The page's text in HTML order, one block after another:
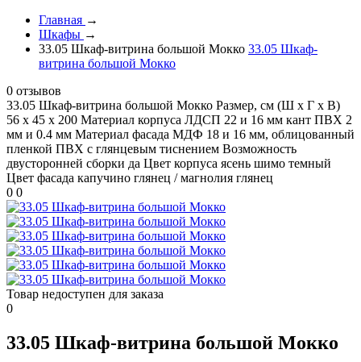
Главная →
Шкафы →
33.05 Шкаф-витрина большой Мокко 33.05 Шкаф-
витрина большой Мокко
0 отзывов
33.05 Шкаф-витрина большой Мокко Размер, см (Ш х Г х В)
56 х 45 х 200 Материал корпуса ЛДСП 22 и 16 мм кант ПВХ 2
мм и 0.4 мм Материал фасада МДФ 18 и 16 мм, облицованный
пленкой ПВХ с глянцевым тиснением Возможность
двусторонней сборки да Цвет корпуса ясень шимо темный
Цвет фасада капучино глянец / магнолия глянец
0 0
Товар недоступен для заказа
0
33.05 Шкаф-витрина большой Мокко